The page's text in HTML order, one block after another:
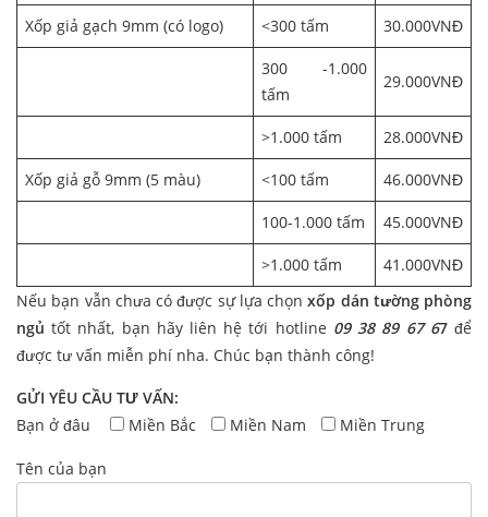
Xốp giả gạch 9mm (có logo) <300 tấm 30.000VNĐ
300 -1.000
tấm
29.000VNĐ
>1.000 tấm 28.000VNĐ
Xốp giả gỗ 9mm (5 màu) <100 tấm 46.000VNĐ
100-1.000 tấm 45.000VNĐ
>1.000 tấm
41.000VNĐ
Nếu bạn vẫn chưa có được sự lựa chọnxốp dán tường phòng
ngủ tốt nhất, bạn hãy liên hệ tới hotline 09 38 89 67 67để
được tư vấn miễn phí nha. Chúc bạn thành công!
GỬI YÊU CẦU TƯ VẤN:
Bạn ở đâu
Miền Bắc Miền Nam Miền Trung
Tên của bạn